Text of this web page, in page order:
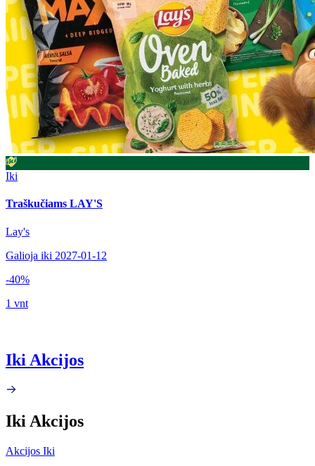
Iki
Traškučiams LAY'S
Lay's
Galioja iki 2027-01-12
-40%
1 vnt
Iki Akcijos
Iki Akcijos
Akcijos Iki